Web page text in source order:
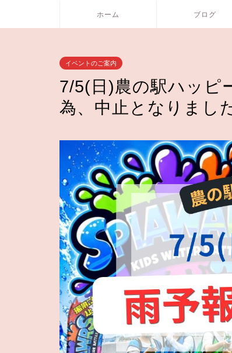
ホーム ブログ
イベントのご案内
7/5(日)農の駅ハッピ
為、中止となりまし